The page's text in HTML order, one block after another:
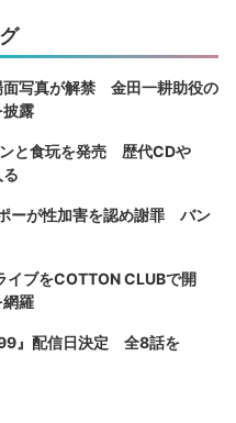
面写真が解禁 金田一耕助役の
披露
と食玩を発売 歴代CDや
ーが性加害を認め謝罪 バン
イブをCOTTON CLUBで開
羅
』配信日決定 全8話を